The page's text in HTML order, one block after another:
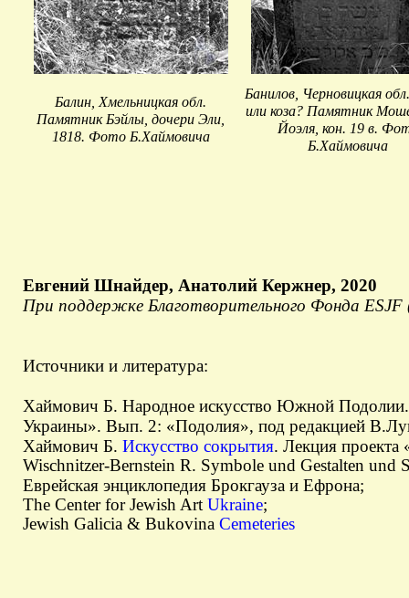
Евгений Шнайдер, Анатолий Кержнер, 2020
При поддержке Благотворительного Фонда ESJF
Источники и литература:
Хаймович Б. Народное искусство Южной Подолии.
Украины». Вып. 2: «Подолия», под редакцией
Хаймович Б. Искусство сокрытия. Лекция
Wischnitzer-Bernstein R. Symbole und Gestalten
Еврейская энциклопедия Брокгауза и Ефрона;
The Center for Jewish Art Ukraine;
Jewish Galicia & Bukovina Cemeteries
Балин, Хмельницкая обл.
Памятник Бэйлы, дочери Эли,
1818. Фото Б.Хаймовича
Банилов, Черновицкая
или коза? Памятник
Йоэля, кон. 19 в.
Б.Хаймовича